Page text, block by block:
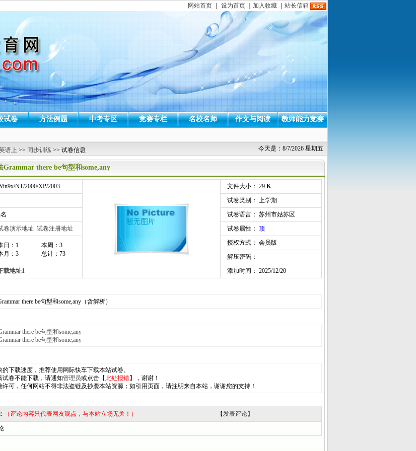
网站首页 设为首页 加入收藏 站长信箱
试卷 方法例题 中考专区 竞赛专栏 名校名师 作文与阅读 教师能力竞赛
今天是：8/7/2026 星期五
语上 >> 同步训练 >> 试卷信息
Grammar there be句型和some,any
NT/2000/XP/2003 文件大小： 29 K
试卷类别： 上学期
试卷语言： 苏州市姑苏区
卷演示地址 试卷注册地址 试卷属性： 顶
日：1
3
本周：3
总计：73
授权方式： 会员版
解压密码：
载地址1 添加时间： 2025/12/20
there be句型和some,any（含解析）
there be句型和some,any
there be句型和some,any
的下载速度，推荐使用网际快车下载本站试卷。
试卷不能下载，请通知管理员或点击【 此处报错】，谢谢！
许可，任何网站不得非法盗链及抄袭本站资源；如引用页面，请注明来自本站，谢谢您的支持！
（评论内容只代表网友观点，与本站立场无关！） 【发表评论】